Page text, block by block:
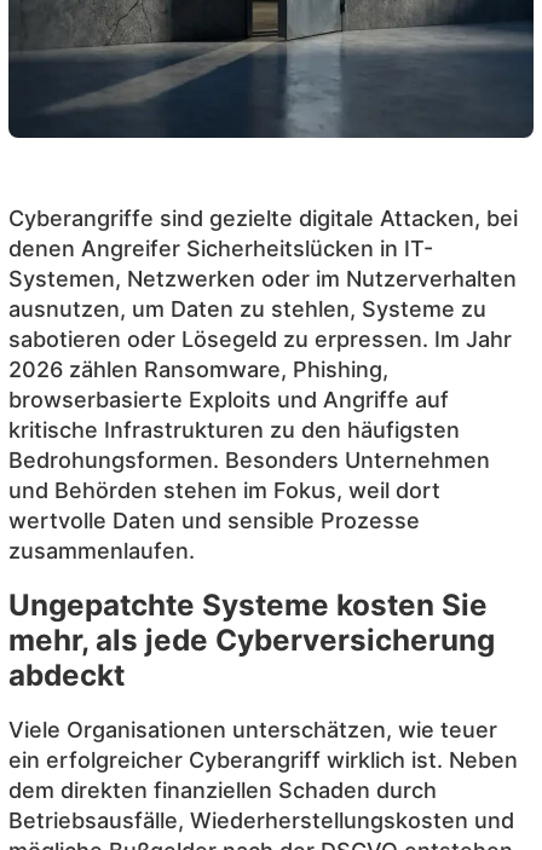
Cyberangriffe sind gezielte digitale Attacken, bei
denen Angreifer Sicherheitslücken in IT-
Systemen, Netzwerken oder im Nutzerverhalten
ausnutzen, um Daten zu stehlen, Systeme zu
sabotieren oder Lösegeld zu erpressen. Im Jahr
2026 zählen Ransomware, Phishing,
browserbasierte Exploits und Angriffe auf
kritische Infrastrukturen zu den häufigsten
Bedrohungsformen. Besonders Unternehmen
und Behörden stehen im Fokus, weil dort
wertvolle Daten und sensible Prozesse
zusammenlaufen.
Ungepatchte Systeme kosten Sie
mehr, als jede Cyberversicherung
abdeckt
Viele Organisationen unterschätzen, wie teuer
ein erfolgreicher Cyberangriff wirklich ist. Neben
dem direkten finanziellen Schaden durch
Betriebsausfälle, Wiederherstellungskosten und